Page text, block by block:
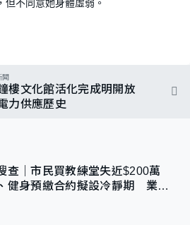
不同意她身體虛弱。
聞
樓文化館活化完成明開放
力供應歷史
查｜市民買教練堂失近$200萬
健身預繳合約擬設冷靜期 業界